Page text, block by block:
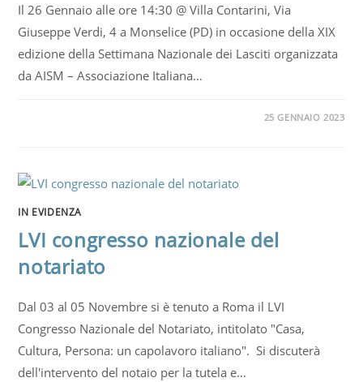
Il 26 Gennaio alle ore 14:30 @ Villa Contarini, Via
Giuseppe Verdi, 4 a Monselice (PD) in occasione della XIX
edizione della Settimana Nazionale dei Lasciti organizzata
da AISM – Associazione Italiana…
25 GENNAIO 2023
IN EVIDENZA
LVI congresso nazionale del
notariato
Dal 03 al 05 Novembre si è tenuto a Roma il LVI
Congresso Nazionale del Notariato, intitolato "Casa,
Cultura, Persona: un capolavoro italiano". Si discuterà
dell'intervento del notaio per la tutela e…